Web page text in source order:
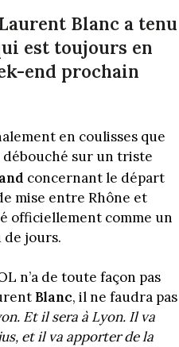
Blanc a tenu
est toujours en
end prochain
en coulisses que
débouché sur un triste
concernant le départ
mise entre Rhône et
officiellement comme un
de jours.
n’a de toute façon pas
Blanc, il ne faudra pas
Et il sera à Lyon. Il va
et il va apporter de la